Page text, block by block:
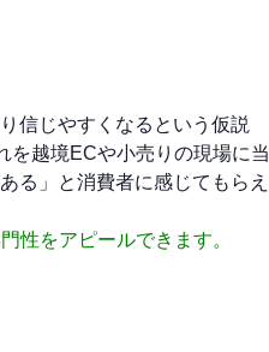
信じやすくなるという仮説
を越境ECや小売りの現場に当
る」と消費者に感じてもらえ
性をアピールできます。